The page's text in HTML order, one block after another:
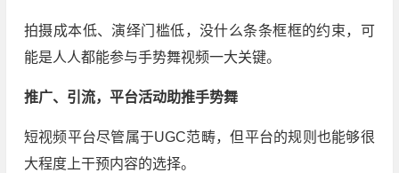
拍摄成本低、演绎门槛低，没什么条条框框的约束，可
能是人人都能参与手势舞视频一大关键。
推广、引流，平台活动助推手势舞
短视频平台尽管属于UGC范畴，但平台的规则也能够很
大程度上干预内容的选择。